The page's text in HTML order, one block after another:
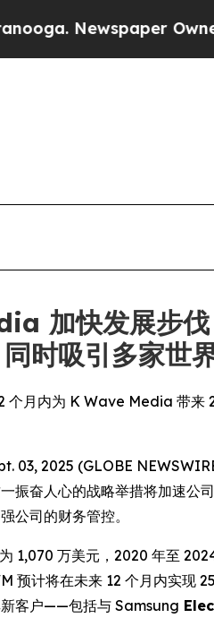
Owner
加快发展步伐
时吸引多家世
个月内为 K Wave Media 带来
03, 2025 (GLOBE
振奋人心的战略举措将加速公
公司的财务管控。
1,070 万美元，2020 年至
预计将在未来 12 个月内实现
客户——包括与 Samsung